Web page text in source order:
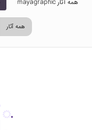
همه آثار mayagraphic
همه آثار